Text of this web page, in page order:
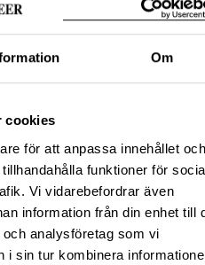
Om
cookies
för att anpassa innehållet och
funktioner för
Vi vidarebefordrar även
information från din enhet till
analysföretag som vi
i sin tur kombinera
17A2-486C-A23A-
20
Du får bearbeta och dela verket
licensgivare.
MEDIA